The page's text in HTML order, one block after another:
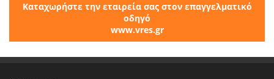
Καταχωρήστε την εταιρεία σας στον επαγγελματικό
οδηγό
www.vres.gr